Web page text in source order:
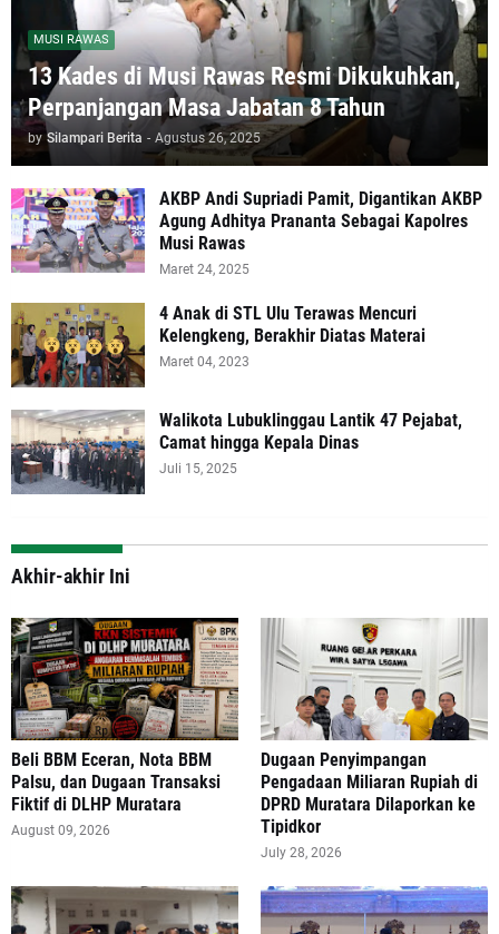
MUSI RAWAS
13 Kades di Musi Rawas Resmi Dikukuhkan,
Perpanjangan Masa Jabatan 8 Tahun
by Silampari Berita - Agustus 26, 2025
AKBP Andi Supriadi Pamit, Digantikan AKBP
Agung Adhitya Prananta Sebagai Kapolres
Musi Rawas
Maret 24, 2025
4 Anak di STL Ulu Terawas Mencuri
Kelengkeng, Berakhir Diatas Materai
Maret 04, 2023
Walikota Lubuklinggau Lantik 47 Pejabat,
Camat hingga Kepala Dinas
Juli 15, 2025
Akhir-akhir Ini
‎Beli BBM Eceran, Nota BBM
Palsu, dan Dugaan Transaksi
Fiktif di DLHP Muratara
August 09, 2026
‎Dugaan Penyimpangan
Pengadaan Miliaran Rupiah di
DPRD Muratara Dilaporkan ke
Tipidkor
July 28, 2026